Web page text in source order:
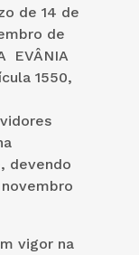
de 14 de
de
EVÂNIA
1550,
devendo
vigor na